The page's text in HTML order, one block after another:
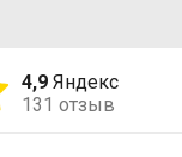
4,9 Яндекс
131 отзыв